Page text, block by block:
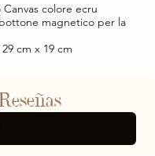
colore ecru
magnetico per la
cm x 19 cm
Reseñas